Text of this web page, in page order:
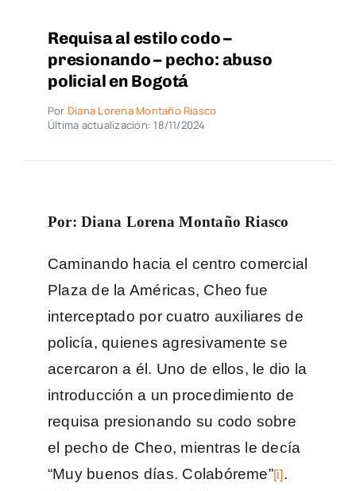
Requisa al estilo codo –
presionando – pecho: abuso
policial en Bogotá
Por Diana Lorena Montaño Riasco
Última actualización: 18/11/2024
Por: Diana Lorena Montaño Riasco
Caminando hacia el centro comercial
Plaza de la Américas, Cheo fue
interceptado por cuatro auxiliares de
policía, quienes agresivamente se
acercaron a él. Uno de ellos, le dio la
introducción a un procedimiento de
requisa presionando su codo sobre
el pecho de Cheo, mientras le decía
“Muy buenos días. Colabóreme”[i] .